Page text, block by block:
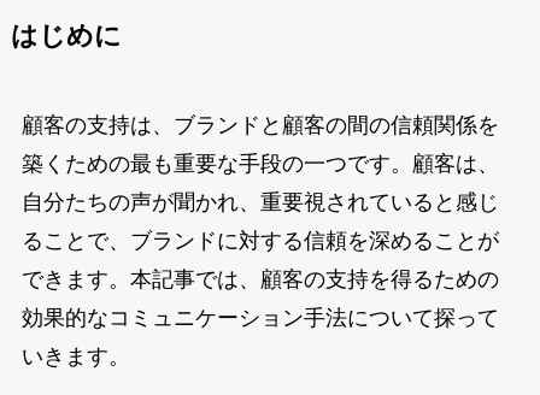
はじめに
顧客の支持は、ブランドと顧客の間の信頼関係を
築くための最も重要な手段の一つです。顧客は、
自分たちの声が聞かれ、重要視されていると感じ
ることで、ブランドに対する信頼を深めることが
できます。本記事では、顧客の支持を得るための
効果的なコミュニケーション手法について探って
いきます。